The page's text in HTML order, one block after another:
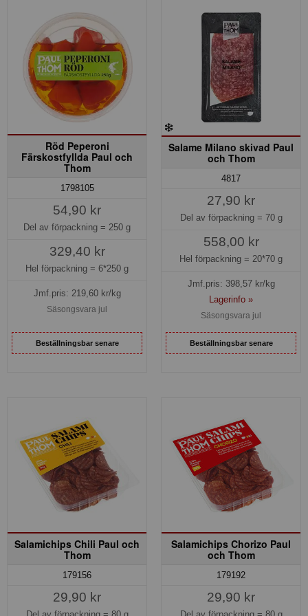
Röd Peperoni
Färskostfyllda Paul och
Thom
1798105
54,90 kr
Del av förpackning = 250 g
329,40 kr
Hel förpackning = 6*250 g
Jmf.pris: 219,60kr/kg
Säsongsvara jul
Beställningsbar senare
Salame Milano skivad Paul
och Thom
4817
27,90 kr
Del av förpackning = 70 g
558,00 kr
Hel förpackning = 20*70 g
Jmf.pris: 398,57kr/kg
Lagerinfo »
Säsongsvara jul
Beställningsbar senare
Salamichips Chili Paul och
Thom
179156
29,90 kr
Salamichips Chorizo Paul
och Thom
179192
29,90 kr